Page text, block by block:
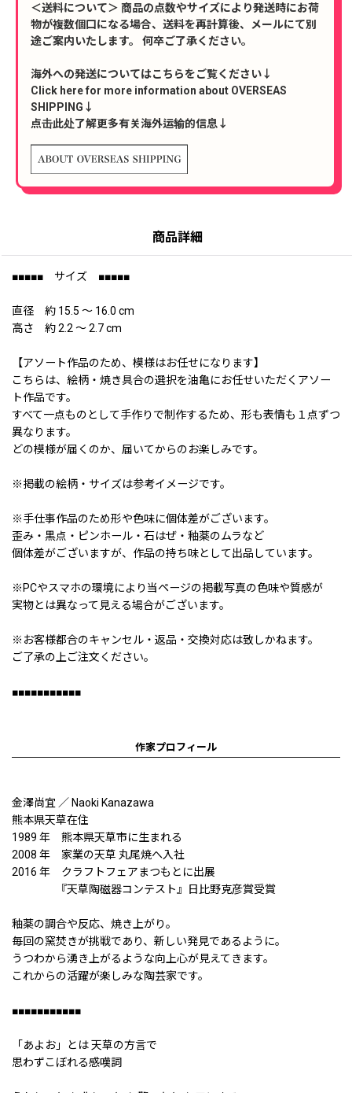
＜送料について＞ 商品の点数やサイズにより発送時にお荷
物が複数個口になる場合、送料を再計算後、メールにて別
途ご案内いたします。 何卒ご了承ください。
海外への発送についてはこちらをご覧ください↓
Click here for more information about OVERSEAS
SHIPPING↓
点击此处了解更多有关海外运输的信息↓
商品詳細
■■■■■ サイズ ■■■■■
直径 約 15.5 〜 16.0 cm
高さ 約 2.2 〜 2.7 cm
【アソート作品のため、模様はお任せになります】
こちらは、絵柄・焼き具合の選択を油亀にお任せいただくアソー
ト作品です。
すべて一点ものとして手作りで制作するため、形も表情も１点ずつ
異なります。
どの模様が届くのか、届いてからのお楽しみです。
※掲載の絵柄・サイズは参考イメージです。
※手仕事作品のため形や色味に個体差がございます。
歪み・黒点・ピンホール・石はぜ・釉薬のムラなど
個体差がございますが、作品の持ち味として出品しています。
※PCやスマホの環境により当ページの掲載写真の色味や質感が
実物とは異なって見える場合がございます。
※お客様都合のキャンセル・返品・交換対応は致しかねます。
ご了承の上ご注文ください。
■■■■■■■■■■■
作家プロフィール
金澤尚宜 ／ Naoki Kanazawa
熊本県天草在住
1989 年 熊本県天草市に生まれる
2008 年 家業の天草 丸尾焼へ入社
2016 年 クラフトフェアまつもとに出展
『天草陶磁器コンテスト』日比野克彦賞受賞
釉薬の調合や反応、焼き上がり。
毎回の窯焚きが挑戦であり、新しい発見であるように。
うつわから湧き上がるような向上心が見えてきます。
これからの活躍が楽しみな陶芸家です。
■■■■■■■■■■■
「あよお」とは 天草の方言で
思わずこぼれる感嘆詞